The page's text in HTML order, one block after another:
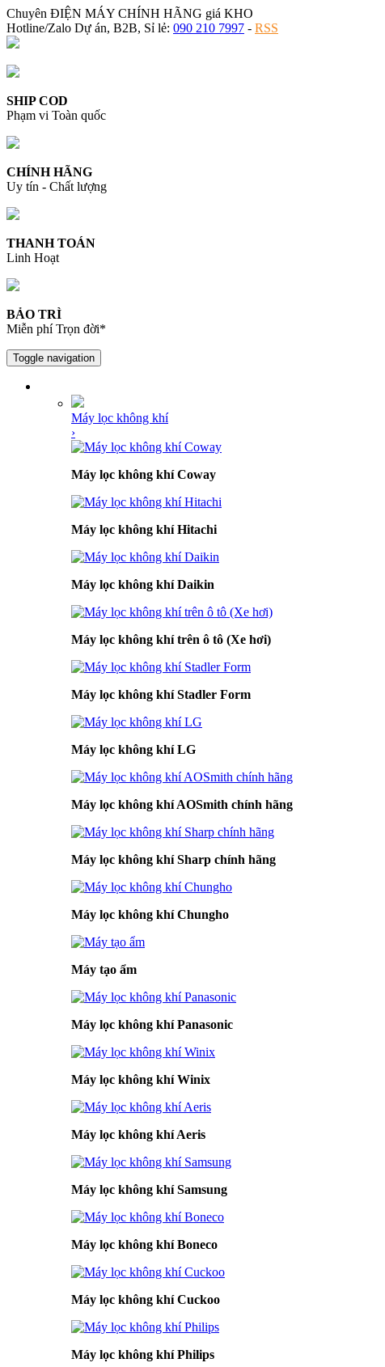
Chuyên ĐIỆN MÁY CHÍNH HÃNG giá KHO
Hotline/Zalo Dự án, B2B, Sỉ lẻ: 090 210 7997 - RSS
SHIP COD
Phạm vi Toàn quốc
CHÍNH HÃNG
Uy tín - Chất lượng
THANH TOÁN
Linh Hoạt
BẢO TRÌ
Miễn phí Trọn đời*
Toggle navigation
Máy lọc không khí
›
Máy lọc không khí Coway
Máy lọc không khí Hitachi
Máy lọc không khí Daikin
Máy lọc không khí trên ô tô (Xe hơi)
Máy lọc không khí Stadler Form
Máy lọc không khí LG
Máy lọc không khí AOSmith chính hãng
Máy lọc không khí Sharp chính hãng
Máy lọc không khí Chungho
Máy tạo ẩm
Máy lọc không khí Panasonic
Máy lọc không khí Winix
Máy lọc không khí Aeris
Máy lọc không khí Samsung
Máy lọc không khí Boneco
Máy lọc không khí Cuckoo
Máy lọc không khí Philips